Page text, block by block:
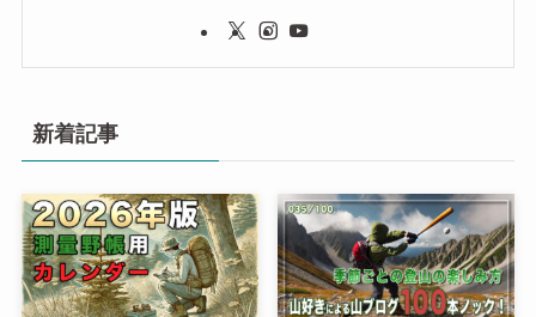
新着記事